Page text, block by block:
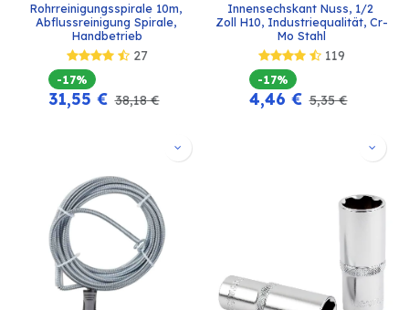
Rohrreinigungsspirale 10m,
Abflussreinigung Spirale,
Handbetrieb
27
-17%
31,55 € 38,18€
Innensechskant Nuss, 1/2
Zoll H10, Industriequalität, Cr-
Mo Stahl
119
-17%
4,46 € 5,35€